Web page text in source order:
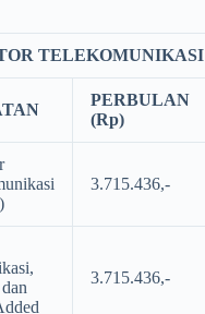
TELEKOMUNIKASI
PERBULAN
(Rp)
3.715.436,-
3.715.436,-